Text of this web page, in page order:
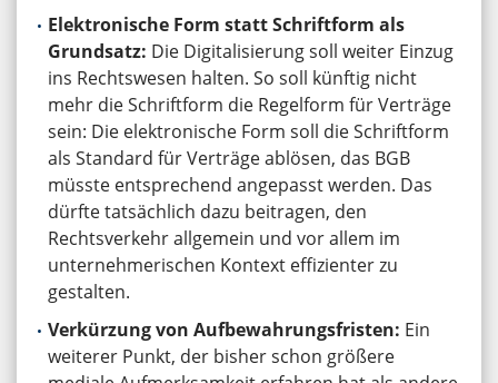
Elektronische Form statt Schriftform als
Grundsatz: Die Digitalisierung soll weiter Einzug
ins Rechtswesen halten. So soll künftig nicht
mehr die Schriftform die Regelform für Verträge
sein: Die elektronische Form soll die Schriftform
als Standard für Verträge ablösen, das BGB
müsste entsprechend angepasst werden. Das
dürfte tatsächlich dazu beitragen, den
Rechtsverkehr allgemein und vor allem im
unternehmerischen Kontext effizienter zu
gestalten.
Verkürzung von Aufbewahrungsfristen: Ein
weiterer Punkt, der bisher schon größere